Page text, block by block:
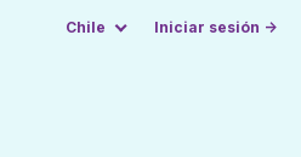
Chile Iniciar sesión →